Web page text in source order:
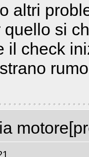
altri
si
il check